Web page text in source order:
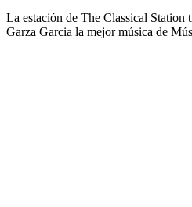
La estación de The Classical Station
Garza Garcia la mejor música de